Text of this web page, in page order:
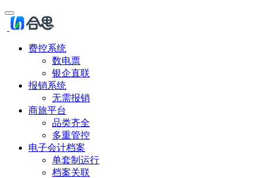
费控系统
数电票
银企直联
报销系统
无需报销
商旅平台
品类齐全
多重管控
电子会计档案
单套制运行
档案关联